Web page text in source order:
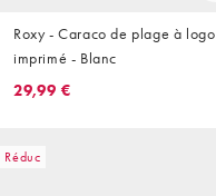
Roxy - Caraco de plage à logo
imprimé - Blanc
29,99 €
Réduc